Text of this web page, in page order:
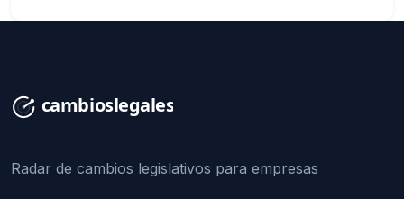
Radar de cambios legislativos para empresas